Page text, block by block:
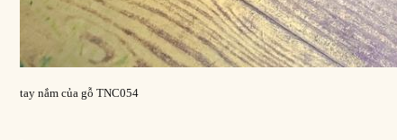
tay nắm của gỗ TNC054